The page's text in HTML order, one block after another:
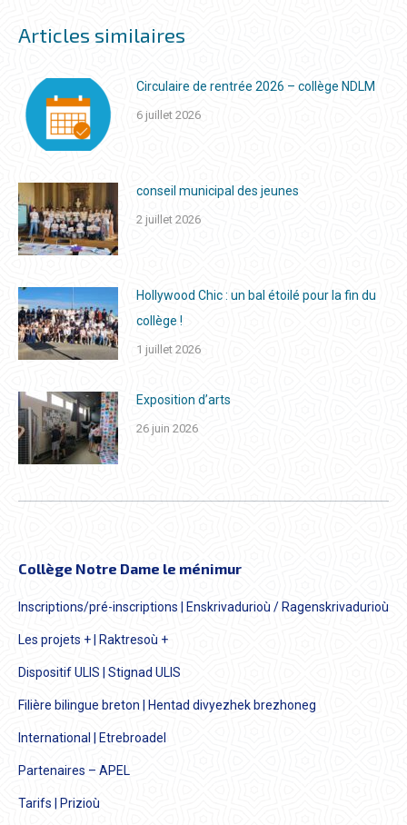
Articles similaires
Circulaire de rentrée 2026 – collège NDLM
6 juillet 2026
conseil municipal des jeunes
2 juillet 2026
Hollywood Chic : un bal étoilé pour la fin du
collège !
1 juillet 2026
Exposition d’arts
26 juin 2026
Collège Notre Dame le ménimur
Inscriptions/pré-inscriptions | Enskrivadurioù / Ragenskrivadurioù
Les projets + | Raktresoù +
Dispositif ULIS | Stignad ULIS
Filière bilingue breton | Hentad divyezhek brezhoneg
International | Etrebroadel
Partenaires – APEL
Tarifs | Prizioù